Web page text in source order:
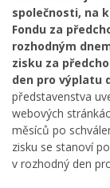
společnosti, na
Fondu za
rozhodným
zisku za
den pro výplatu
představenstva
webových
měsíců po
zisku se stanoví
v rozhodný den